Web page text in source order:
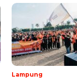
Lampung